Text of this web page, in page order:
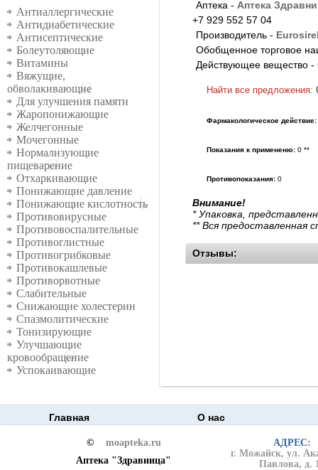
Группы
Антиаллергические
Антидиабетические
Антисептические
Болеутоляющие
Витамины
Вяжущие,
обволакивающие
Для улучшения памяти
Жаропонижающие
Желчегонные
Мочегонные
Нормализующие
пищеварение
Отхаркивающие
Понижающие давление
Понижающие кислотность
Противовирусные
Противовоспалительные
Противоглистные
Противогрибковые
Противокашлевые
Противорвотные
Слабительные
Снижающие холестерин
Спазмолитические
Тонизирующие
Улучшающие
кровообращение
Успокаивающие
Аптека - Аптека
+7 929 552 57 04
Производитель -
Обобщенное торговое
Действующее вещество -
Найти все предложения:
Фармакологическое действие:
Показания к примененю: 0 **
Противопоказания: 0
Внимание!
* Упаковка,
** Вся предоставленная
Отзывы:
Главная О нас
©
moapteka.ru
Аптека "Здравница"
АДРЕС:
г. Можайск, ул.
Павлова, д.